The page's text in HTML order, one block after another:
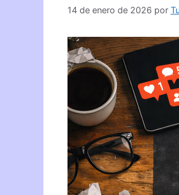
14 de enero de 2026 por